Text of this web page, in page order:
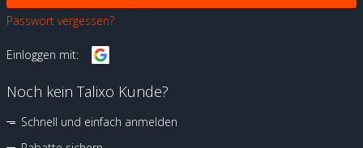
Passwort vergessen?
Einloggen mit:
Noch kein Talixo Kunde?
Schnell und einfach anmelden